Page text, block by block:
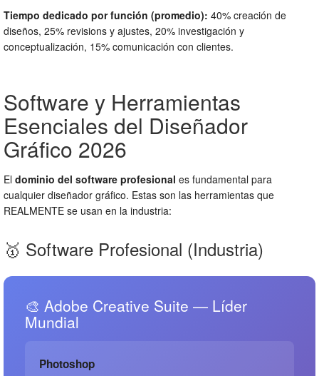
Tiempo dedicado por función (promedio): 40% creación de
diseños, 25% revisions y ajustes, 20% investigación y
conceptualización, 15% comunicación con clientes.
Software y Herramientas
Esenciales del Diseñador
Gráfico 2026
El dominio del software profesional es fundamental para
cualquier diseñador gráfico. Estas son las herramientas que
REALMENTE se usan en la industria:
🥇 Software Profesional (Industria)
🎨 Adobe Creative Suite — Líder
Mundial
Photoshop